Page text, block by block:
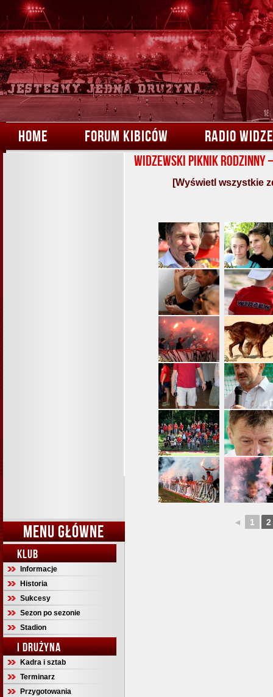
HOME FORUM KIBICÓW RADIO
MENU GŁÓWNE
KLUB
Informacje
Historia
Sukcesy
Sezon po sezonie
Stadion
I DRUŻYNA
Kadra i sztab
Terminarz
Przygotowania
Widzewski Piknik
[Wyświetl wszystkie
◄ 1 2